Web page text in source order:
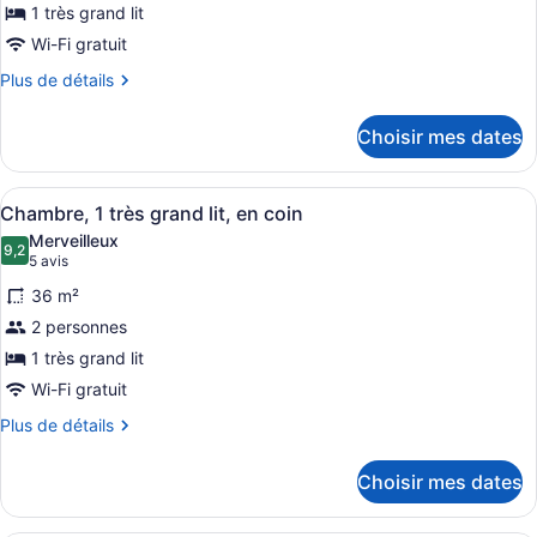
type
de
chambre :
1
très
grand
lit
1 très grand lit
Wi-Fi gratuit
Plus de détails
Plus
Suite
Premier,
1
grand
Choisir mes dates
Afficher
toutes
les
photos
pour
ce
type
de
chambre :
très
grand
Une chambre d’hôtel avec un
6
Chambre, 1 très grand lit, en coin
9,29,2 sur 10
Merveilleux
5 avis
(5 avis)
36 m²
2 personnes
1 très grand lit
Wi-Fi gratuit
Plus de détails
Plus
Chambre,
Choisir mes dates